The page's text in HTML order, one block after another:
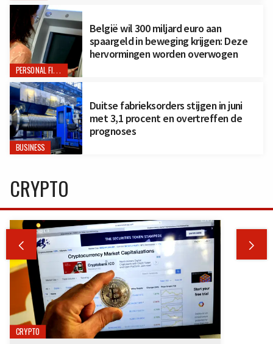
PERSONAL FINANCE
België wil 300 miljard euro aan
spaargeld in beweging krijgen: Deze
hervormingen worden overwogen
BUSINESS
Duitse fabrieksorders stijgen in juni
met 3,1 procent en overtreffen de
prognoses
CRYPTO
 
CRYPTO